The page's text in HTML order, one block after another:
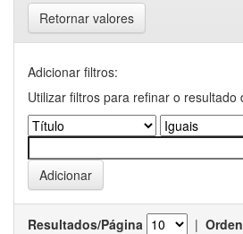
Retornar valores
Adicionar filtros:
Utilizar filtros para refinar o resultado
Resultados/Página |